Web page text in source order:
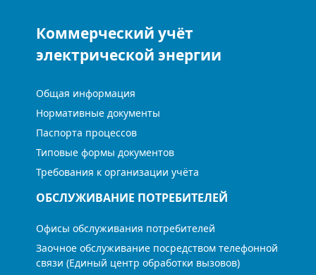
Коммерческий учёт
электрической энергии
Общая информация
Нормативные документы
Паспорта процессов
Типовые формы документов
Требования к организации учёта
ОБСЛУЖИВАНИЕ ПОТРЕБИТЕЛЕЙ
Офисы обслуживания потребителей
Заочное обслуживание посредством телефонной
связи (Единый центр обработки вызовов)